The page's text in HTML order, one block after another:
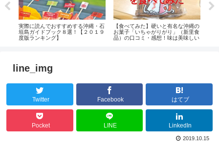
実際に読んでおすすめする沖縄・石
垣島ガイドブック８選！【２０１９
度版ランキング】
【食べてみた】硬いと有名な沖縄の
お菓子「いちゃがりがり」（新里食
品）の口コミ・感想！味は美味しい
line_img
Twitter Facebook はてブ
Pocket LINE LinkedIn
2019.10.15